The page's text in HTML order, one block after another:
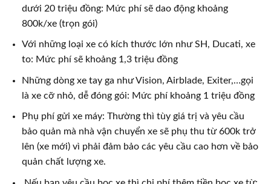
dưới 20 triệu đồng: Mức phí sẽ dao động khoảng
800k/xe (trọn gói)
Với những loại xe có kích thước lớn như SH, Ducati, xe
to: Mức phí sẽ khoảng 1,3 triệu đồng
Những dòng xe tay ga như Vision, Airblade, Exiter,…gọi
là xe cỡ nhỏ, dễ đóng gói: Mức phí khoảng 1 triệu đồng
Phụ phí gửi xe máy: Thường thì tùy giá trị và yêu cầu
bảo quản mà nhà vận chuyển xe sẽ phụ thu từ 600k trở
lên (xe mới) vì phải đảm bảo các yêu cầu cao hơn về bảo
quản chất lượng xe.